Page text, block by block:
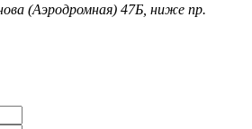
(Аэродромная) 47Б, ниже пр.